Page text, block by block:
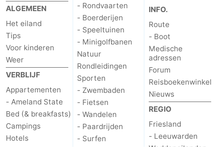
ALGEMEEN
Het eiland
Tips
Voor kinderen
Weer
VERBLIJF
Appartementen
- Ameland State
Bed (& breakfasts)
Campings
Hotels
- Rondvaarten
- Boerderijen
- Speeltuinen
- Minigolfbanen
Natuur
Rondleidingen
Sporten
- Zwembaden
- Fietsen
- Wandelen
- Paardrijden
- Surfen
INFO.
Route
- Boot
Medische
adressen
Forum
Reisboekenwinkel
Nieuws
REGIO
Friesland
- Leeuwarden